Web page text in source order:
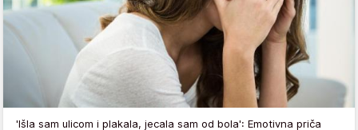
'Išla sam ulicom i plakala, jecala sam od bola': Emotivna priča